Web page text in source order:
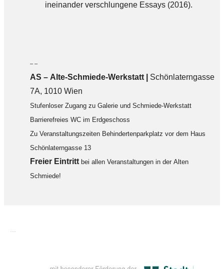
ineinander verschlungene Essays (2016).
– –
AS – Alte-Schmiede-Werkstatt | Schönlaterngasse
7A, 1010 Wien
Stufenloser Zugang zu Galerie und Schmiede-Werkstatt
Barrierefreies WC im Erdgeschoss
Zu Veranstaltungszeiten Behindertenparkplatz vor dem Haus
Schönlaterngasse 13
Freier Eintritt bei allen Veranstaltungen in der Alten
Schmiede!